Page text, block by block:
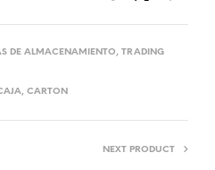
I
DE ALMACENAMIENTO, TRADING
, CARTON
NEXT PRODUCT